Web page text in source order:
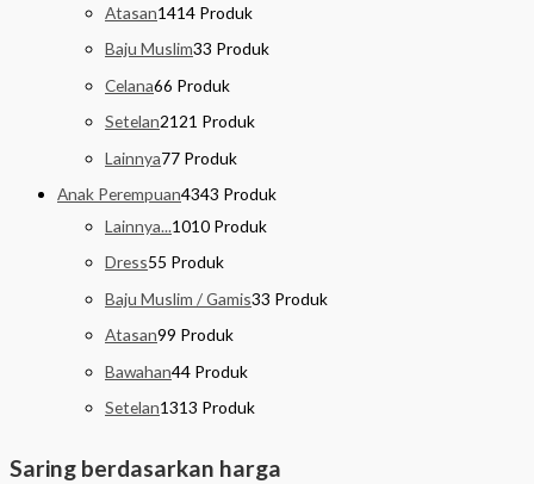
Atasan1414 Produk
Baju Muslim33 Produk
Celana66 Produk
Setelan21 21 Produk
Lainnya77 Produk
Anak Perempuan4343 Produk
Lainnya...1010 Produk
Dress55 Produk
Baju Muslim / Gamis33 Produk
Atasan99 Produk
Bawahan44 Produk
Setelan1313 Produk
Saring berdasarkan harga